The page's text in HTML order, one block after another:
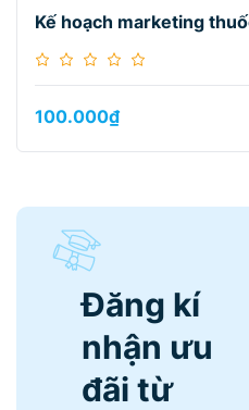
Kế hoạch marketing
100.000₫
Đăng kí
nhận ưu
đãi từ